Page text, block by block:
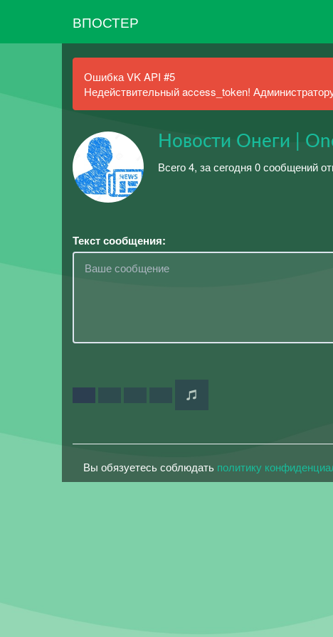
ВПОСТЕР
Ошибка VK API #5
Недействительный access_token!
Новости Онеги |
Всего 4, за сегодня 0 сообщений
Текст сообщения:
Вы обязуетесь соблюдать политику